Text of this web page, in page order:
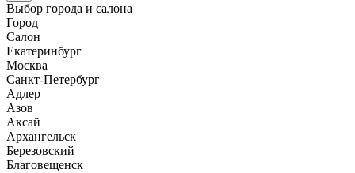
Выбор города и салона
Город
Салон
Екатеринбург
Москва
Санкт-Петербург
Адлер
Азов
Аксай
Архангельск
Березовский
Благовещенск